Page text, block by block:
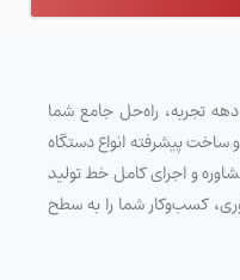
تجربه، راه‌حل جامع شما
ساخت پیشرفته انواع دستگاه
و اجرای کامل خط تولید
کسب‌وکار شما را به سطح